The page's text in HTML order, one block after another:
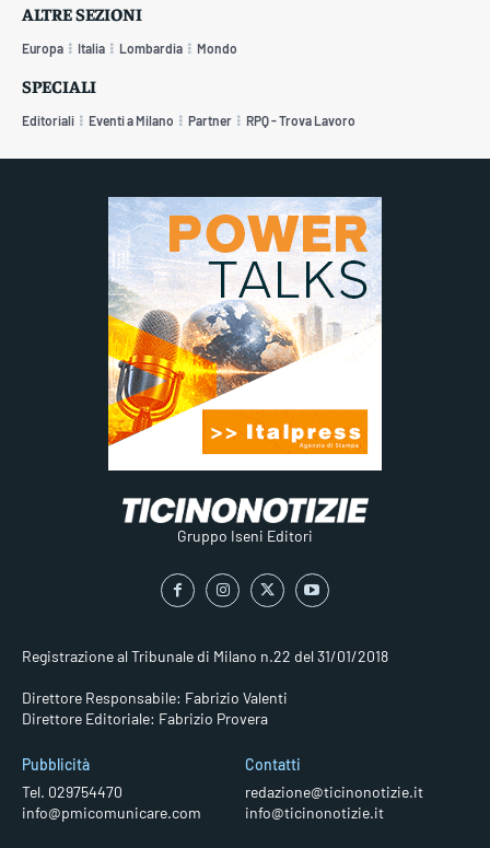
ALTRE SEZIONI
Europa Italia Lombardia Mondo
SPECIALI
Editoriali Eventi a Milano Partner RPQ - Trova Lavoro
Gruppo Iseni Editori
Registrazione al Tribunale di Milano n.22 del 31/01/2018
Direttore Responsabile: Fabrizio Valenti
Direttore Editoriale: Fabrizio Provera
Pubblicità
Tel. 029754470
info@pmicomunicare.com
Contatti
redazione@ticinonotizie.it
info@ticinonotizie.it